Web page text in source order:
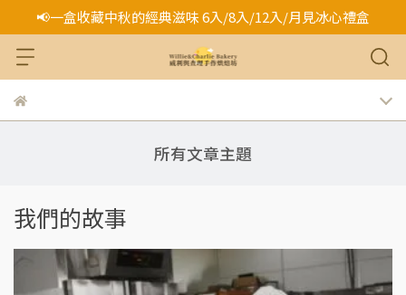
📢一盒收藏中秋的經典滋味 6入/8入/12入/月見冰心禮盒
所有文章主題
我們的故事